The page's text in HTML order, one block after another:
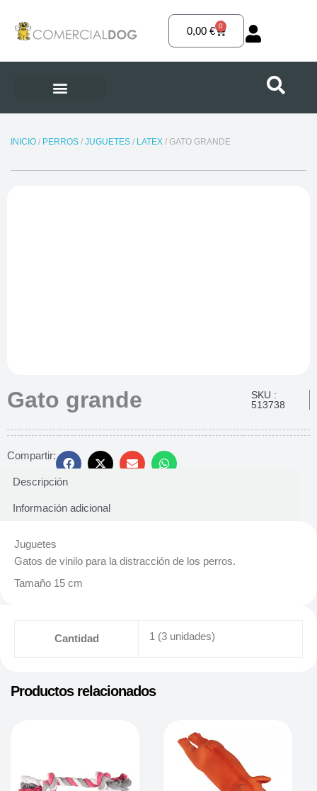
contenido
0,00€ 0
Carrito
INICIO/ PERROS/ JUGUETES/ LATEX/ GATO GRANDE
Gato grande
SKU :
513738
Compartir:
Descripción
Información adicional
Juguetes
Gatos de vinilo para la distracción de los perros.
Tamaño 15 cm
Cantidad 1 (3 unidades)
Productos relacionados